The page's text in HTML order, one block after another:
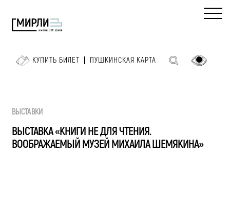
КУПИТЬ БИЛЕТ ПУШКИНСКАЯ КАРТА
ВЫСТАВКИ
ВЫСТАВКА «КНИГИ НЕ ДЛЯ ЧТЕНИЯ.
ВООБРАЖАЕМЫЙ МУЗЕЙ МИХАИЛА ШЕМЯКИНА»